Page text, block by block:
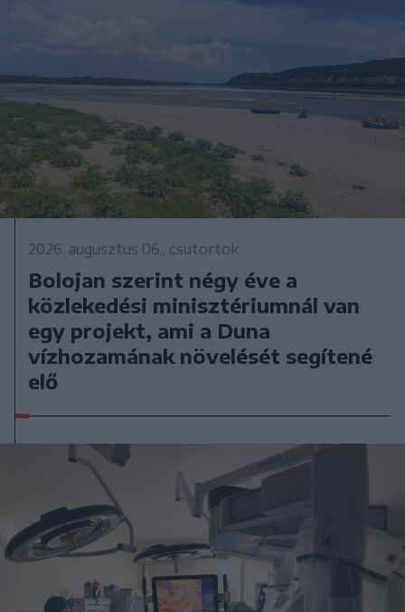
2026. augusztus 06., csütörtök
Bolojan szerint négy éve a
közlekedési minisztériumnál van
egy projekt, ami a Duna
vízhozamának növelését segítené
elő